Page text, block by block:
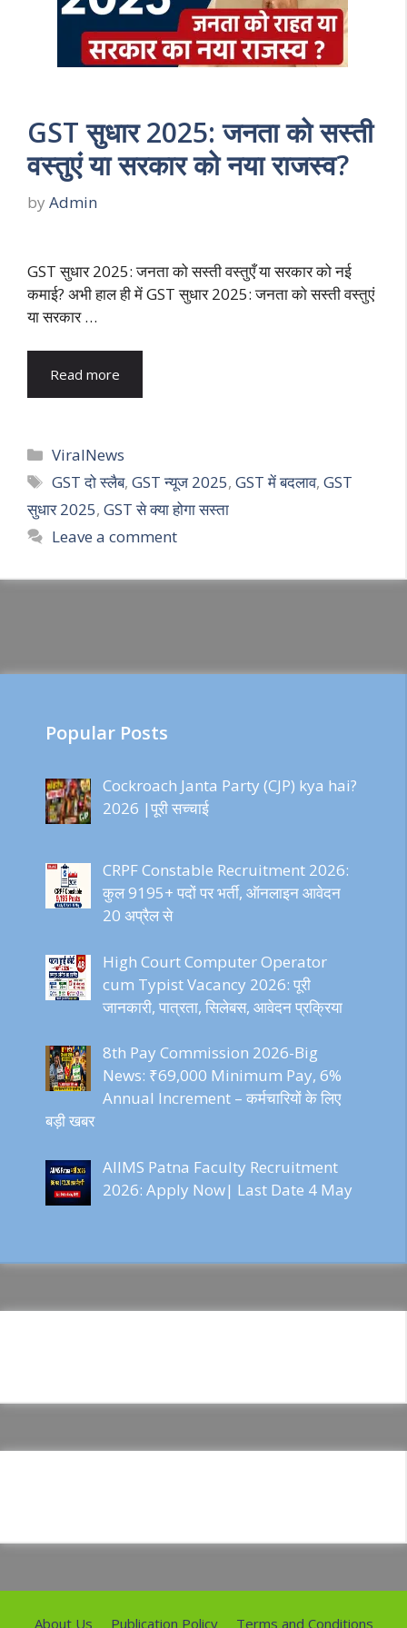
GST सुधार 2025: जनता को सस्ती
वस्तुएं या सरकार को नया राजस्व?
by Admin
GST सुधार 2025: जनता को सस्ती वस्तुएँ या सरकार को नई
कमाई? अभी हाल ही में GST सुधार 2025: जनता को सस्ती वस्तुएं
या सरकार …
Read more
Categories
ViralNews
Tags
GST दो स्लैब,GST न्यूज 2025,GST में बदलाव,GST
सुधार 2025, GST से क्या होगा सस्ता
Leave a comment
Popular Posts
Cockroach Janta Party (CJP) kya hai?
2026 |पूरी सच्चाई
CRPF Constable Recruitment 2026:
कुल 9195+ पदों पर भर्ती, ऑनलाइन आवेदन
20 अप्रैल से
High Court Computer Operator
cum Typist Vacancy 2026: पूरी
जानकारी, पात्रता, सिलेबस, आवेदन प्रक्रिया
8th Pay Commission 2026-Big
News: ₹69,000 Minimum Pay, 6%
Annual Increment – कर्मचारियों के लिए
बड़ी खबर
AIIMS Patna Faculty Recruitment
2026: Apply Now| Last Date 4 May
About Us Publication Policy Terms and Conditions